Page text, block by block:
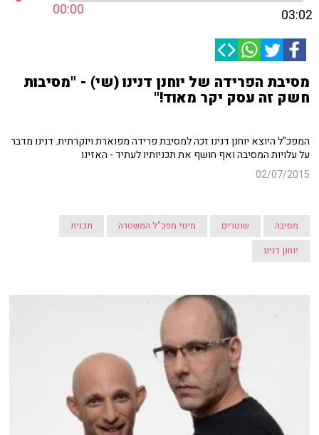
00:00 03:02
מסיבת הפרידה של יוחנן דנינו (שי) - "מסיבות
חשק זה עסק יקר מאוד!"
המפכ"ל היוצא יוחנן דנינו זכה למסיבת פרידה מפוארת ויוקרתית. דנינו מדבר
על עלויות המסיבה ואף חושף את תכניותיו לעתיד - האזינו
02/07/2015
מסיבה שוטרים מינוי מפכ"ל המשטרה
תכנית
יוחנן דנינו